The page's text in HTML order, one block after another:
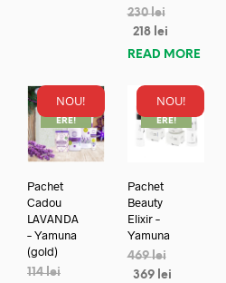
230lei
218 lei
READ MORE
NOU!
REDUC
ERE!
Pachet
Cadou
LAVANDA
– Yamuna
(gold)
114lei
NOU!
REDUC
ERE!
Pachet
Beauty
Elixir –
Yamuna
469lei
369 lei